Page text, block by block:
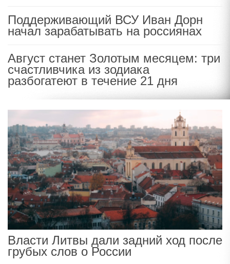
Поддерживающий ВСУ Иван Дорн
начал зарабатывать на россиянах
Август станет Золотым месяцем: три
счастливчика из зодиака
разбогатеют в течение 21 дня
Власти Литвы дали задний ход после
грубых слов о России